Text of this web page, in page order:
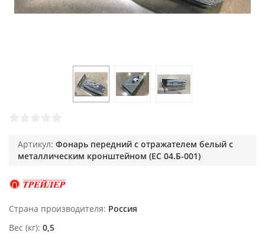
Артикул: Фонарь передний с отражателем белый с
металлическим кронштейном (ЕС 04.Б-001)
Страна производителя Россия
Вес (кг) 0,5